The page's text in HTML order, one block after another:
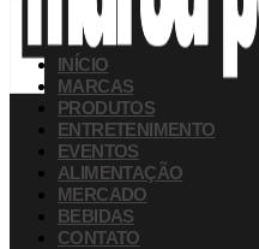
INÍCIO
MARCAS
PRODUTOS
ENTRETENIMENTO
EVENTOS
ALIMENTAÇÃO
MERCADO
BEBIDAS
CONTATO